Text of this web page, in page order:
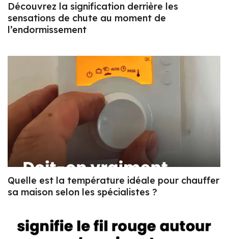
Découvrez la signification derrière les
sensations de chute au moment de
l’endormissement
Quelle est la température idéale pour chauffer
sa maison selon les spécialistes ?